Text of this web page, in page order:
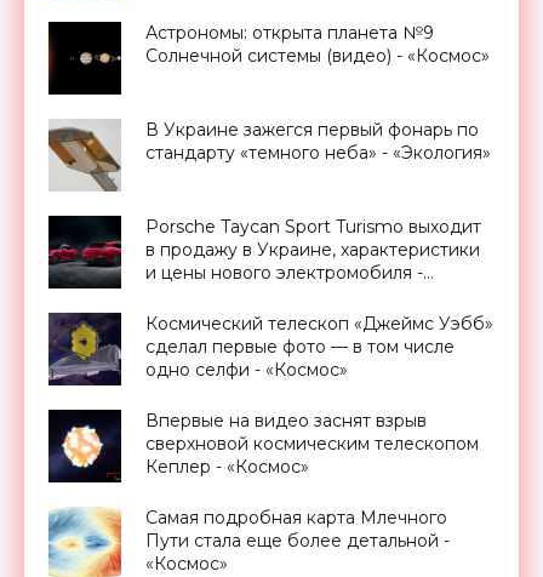
Астрономы: открыта планета №9
Солнечной системы (видео) - «Космос»
В Украине зажегся первый фонарь по
стандарту «темного неба» - «Экология»
Porsche Taycan Sport Turismo выходит
в продажу в Украине, характеристики
и цены нового электромобиля -
Космический телескоп «Джеймс Уэбб»
сделал первые фото — в том числе
одно селфи - «Космос»
Впервые на видео заснят взрыв
сверхновой космическим телескопом
Кеплер - «Космос»
Самая подробная карта Млечного
Пути стала еще более детальной -
«Космос»